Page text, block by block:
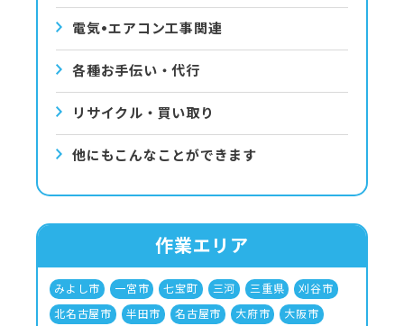
電気•エアコン⼯事関連
各種お手伝い・代行
リサイクル・買い取り
他にもこんなことができます
作業エリア
みよし市 一宮市 七宝町 三河 三重県
刈谷市
北名古屋市
半田市 名古屋市 大府市
大阪市